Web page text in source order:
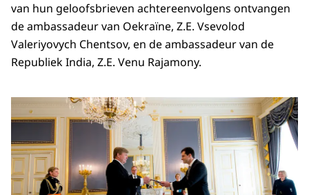
van hun geloofsbrieven achtereenvolgens ontvangen
de ambassadeur van Oekraïne, Z.E. Vsevolod
Valeriyovych Chentsov, en de ambassadeur van de
Republiek India, Z.E. Venu Rajamony.